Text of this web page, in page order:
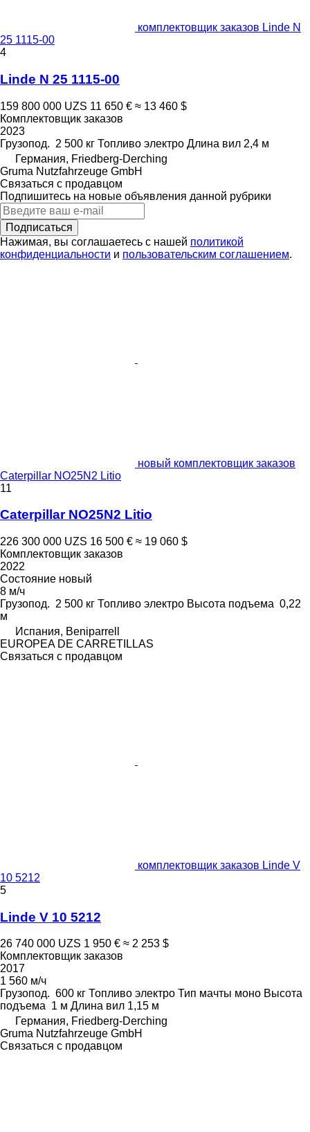
комплектовщик заказов Linde N
25 1115-00
4
Linde N 25 1115-00
159 800 000 UZS 11 650 € ≈ 13 460 $
Комплектовщик заказов
2023
Грузопод. 2 500 кг Топливо электро Длина вил 2,4 м
Германия, Friedberg-Derching
Gruma Nutzfahrzeuge GmbH
Связаться с продавцом
Подпишитесь на новые объявления данной рубрики
Подписаться
Нажимая, вы соглашаетесь с нашей политикой
конфиденциальности и пользовательским соглашением.
новый комплектовщик заказов
Caterpillar NO25N2 Litio
11
Caterpillar NO25N2 Litio
226 300 000 UZS 16 500 € ≈ 19 060 $
Комплектовщик заказов
2022
Состояние новый
8 м/ч
Грузопод. 2 500 кг Топливо электро Высота подъема 0,22
м
Испания, Beniparrell
EUROPEA DE CARRETILLAS
Связаться с продавцом
комплектовщик заказов Linde V
10 5212
5
Linde V 10 5212
26 740 000 UZS 1 950 € ≈ 2 253 $
Комплектовщик заказов
2017
1 560 м/ч
Грузопод. 600 кг Топливо электро Тип мачты моно Высота
подъема 1 м Длина вил 1,15 м
Германия, Friedberg-Derching
Gruma Nutzfahrzeuge GmbH
Связаться с продавцом